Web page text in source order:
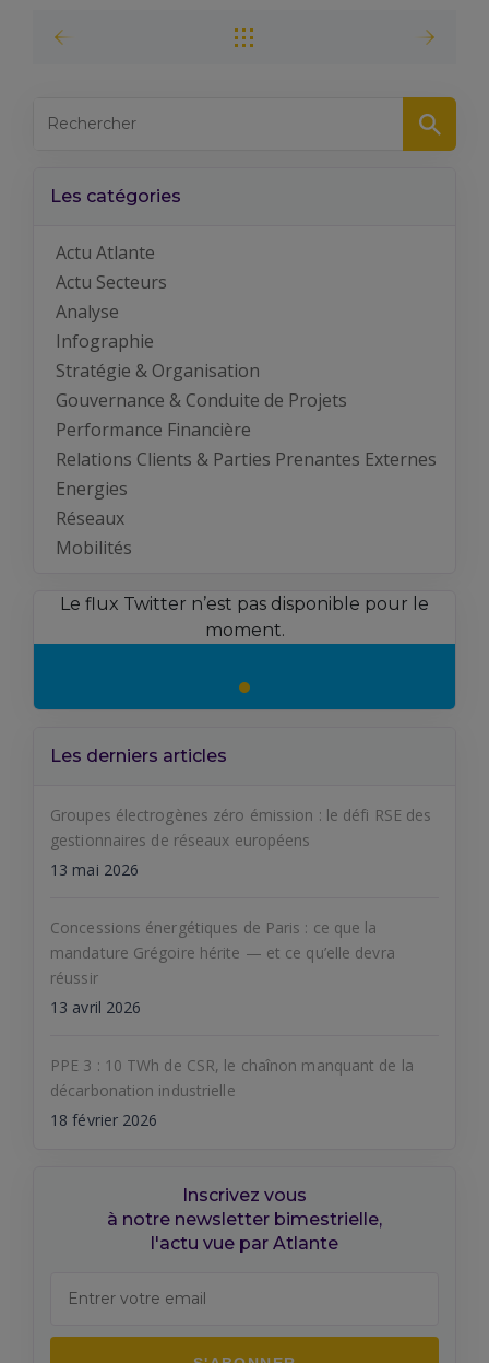
Les catégories
Actu Atlante
Actu Secteurs
Analyse
Infographie
Stratégie & Organisation
Gouvernance & Conduite de Projets
Performance Financière
Relations Clients & Parties Prenantes Externes
Energies
Réseaux
Mobilités
Le flux Twitter n’est pas disponible pour le
moment.
Les derniers articles
Groupes électrogènes zéro émission : le défi RSE des
gestionnaires de réseaux européens
13 mai 2026
Concessions énergétiques de Paris : ce que la
mandature Grégoire hérite — et ce qu’elle devra
réussir
13 avril 2026
PPE 3 : 10 TWh de CSR, le chaînon manquant de la
décarbonation industrielle
18 février 2026
Inscrivez vous
à notre newsletter bimestrielle,
l'actu vue par Atlante